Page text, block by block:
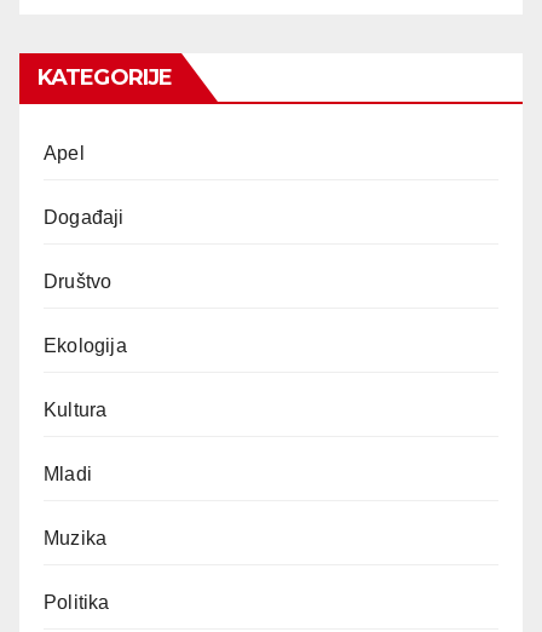
KATEGORIJE
Apel
Događaji
Društvo
Ekologija
Kultura
Mladi
Muzika
Politika